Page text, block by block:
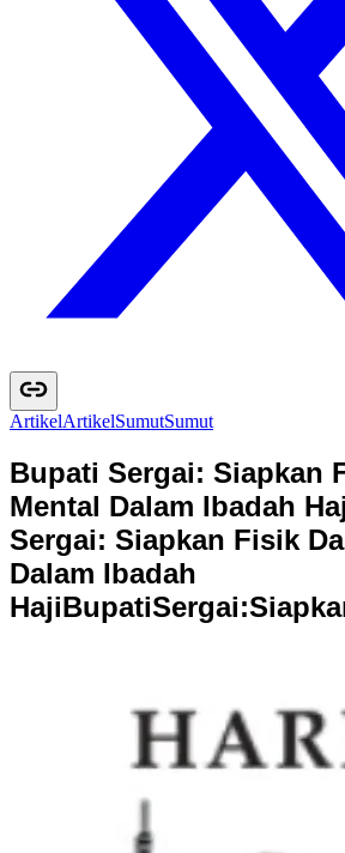
ArtikelArtikelSumutSumut
Bupati Sergai: Siapkan
Mental Dalam Ibadah
Sergai: Siapkan Fisik
Dalam Ibadah
HajiBupatiSergai:Siapka